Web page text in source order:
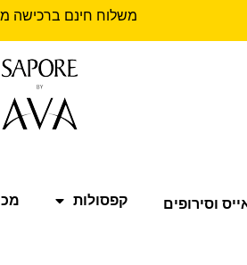
משלוח חינם ברכישה מעל
וסירופים קפסולות